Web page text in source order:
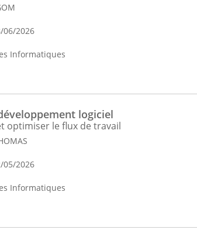
par des
incluent des astuces
(livres) et numérique (livres et vidéos), les
06/2026
Informatiques
logiciel
optimiser le flux de travail
05/2026
Informatiques